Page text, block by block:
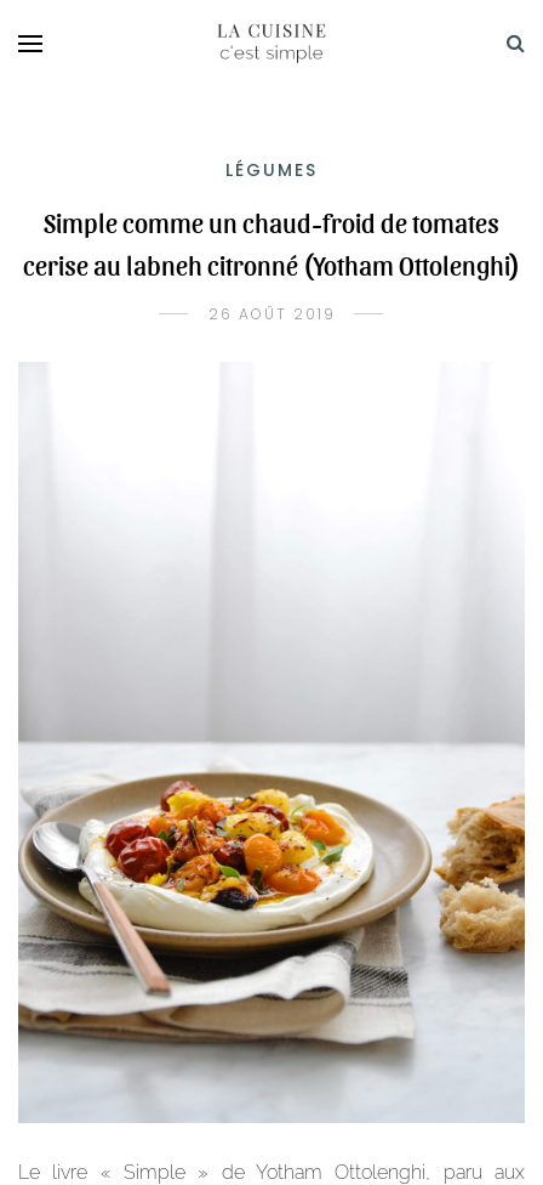
LÉGUMES
Simple comme un chaud-froid de tomates
cerise au labneh citronné (Yotham Ottolenghi)
26 AOÛT 2019
Le livre « Simple » de Yotham Ottolenghi, paru aux